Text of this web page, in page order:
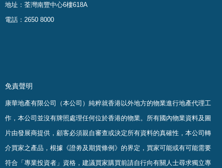
地址：荃灣南豐中心6樓618A
電話：2650 8000
免責聲明
康華地產有限公司（本公司）純粹就香港以外地方的物業進行地產代理工
作，本公司並沒有牌照處理任何位於香港的物業。 所有國內物業資料及圖
片由發展商提供，顧客必須親自審查或決定所有資料的真確性 ， 本公司轉
介買家之產品，根據《證劵及期貨條例》的界定，買家可能或有可能需要
符合「專業投資者」資格，建議買家購買前請自行向有關人士尋求獨立專